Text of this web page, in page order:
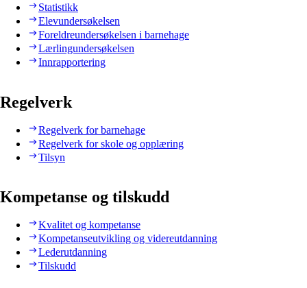
Statistikk
Elevundersøkelsen
Foreldreundersøkelsen i barnehage
Lærlingundersøkelsen
Innrapportering
Regelverk
Regelverk for barnehage
Regelverk for skole og opplæring
Tilsyn
Kompetanse og tilskudd
Kvalitet og kompetanse
Kompetanseutvikling og videreutdanning
Lederutdanning
Tilskudd